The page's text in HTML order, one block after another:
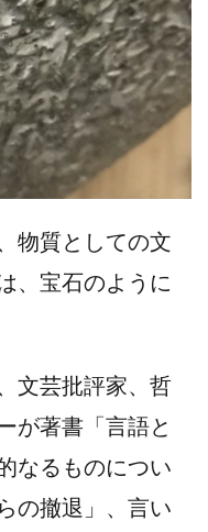
物質としての文
、宝石のように
文芸批評家、哲
が著書「言語と
なるものについ
の撤退」、言い